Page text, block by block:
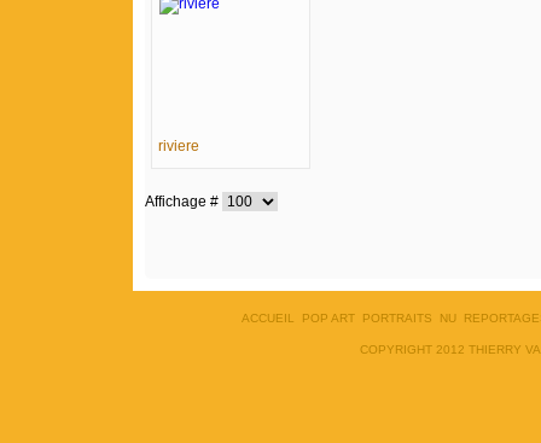
riviere
Affichage #
ACCUEIL POP ART PORTRAITS NU
COPYRIGHT 2012 THIERRY